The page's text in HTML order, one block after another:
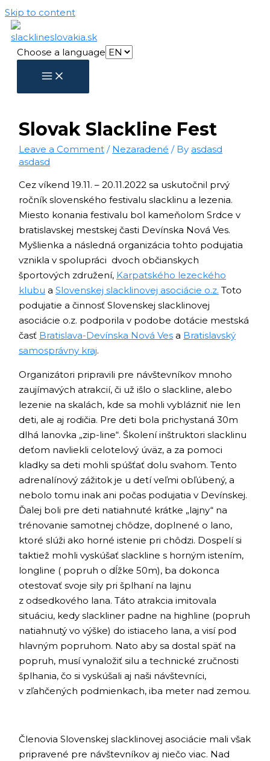
Skip to content
Choose a language
Slovak Slackline Fest
Leave a Comment / Nezaradené / By asdasd
asdasd
Cez víkend 19.11. – 20.11.2022 sa uskutočnil prvý
ročník slovenského festivalu slacklinu a lezenia.
Miesto konania festivalu bol kameňolom Srdce v
bratislavskej mestskej časti Devínska Nová Ves.
Myšlienka a následná organizácia tohto podujatia
vznikla v spolupráci dvoch občianskych
športových združení, Karpatského lezeckého
klubu aSlovenskej slacklinovej asociácie o.z. Toto
podujatie a činnosť Slovenskej slacklinovej
asociácie o.z. podporila v podobe dotácie mestská
časť Bratislava-Devínska Nová Ves a Bratislavský
samosprávny kraj.
Organizátori pripravili pre návštevníkov mnoho
zaujímavých atrakcií, či už išlo o slackline, alebo
lezenie na skalách, kde sa mohli vyblázniť nie len
deti, ale aj rodičia. Pre deti bola prichystaná 30m
dlhá lanovka „zip-line“. Školení inštruktori slacklinu
deťom navliekli celotelový úväz, a za pomoci
kladky sa deti mohli spúšťať dolu svahom. Tento
adrenalínový zážitok je u detí veľmi obľúbený, a
nebolo tomu inak ani počas podujatia v Devínskej.
Ďalej boli pre deti natiahnuté krátke „lajny“ na
trénovanie samotnej chôdze, doplnené o lano,
ktoré slúži ako horné istenie pri chôdzi. Dospelí si
taktiež mohli vyskúšať slackline s horným istením,
longline ( popruh o dĺžke 50m), ba dokonca
otestovať svoje sily pri šplhaní na lajnu
z odsedkového lana. Táto atrakcia imitovala
situáciu, kedy slackliner padne na highline (popruh
natiahnutý vo výške) do istiaceho lana, a visí pod
hlavným popruhom. Nato aby sa dostal späť na
popruh, musí vynaložiť silu a technické zručnosti
šplhania, čo si vyskúšali aj naši návštevníci,
v zľahčených podmienkach, iba meter nad zemou.
Členovia Slovenskej slacklinovej asociácie mali však
pripravené pre návštevníkov aj niečo viac. Nad